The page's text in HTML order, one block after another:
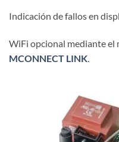
Indicación de fallos en
WiFi opcional mediante el
MCONNECT LINK